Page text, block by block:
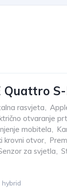
Quattro
rasvjeta,
otvaranje
mobitela,
krovni otvor,
za svjetla,